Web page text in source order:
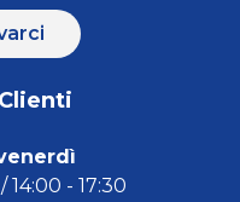
14:00 - 17:30